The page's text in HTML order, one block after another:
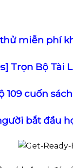
miễn phí
Trọn Bộ Tài
109 cuốn
bắt đầu